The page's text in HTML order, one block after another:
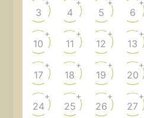
3
+
4
+
5
+
6
+
10
+
11
+
12
+
13
+
17
+
18
+
19
+
20
+
24
+
25
+
26
+
27
+